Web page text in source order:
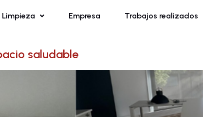
Empresa Trabajos realizados
saludable